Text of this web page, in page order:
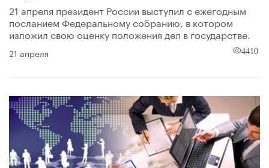
21 апреля президент России выступил с ежегодным
посланием Федеральному собранию, в котором
изложил свою оценку положения дел в государстве.
21 апреля 4410